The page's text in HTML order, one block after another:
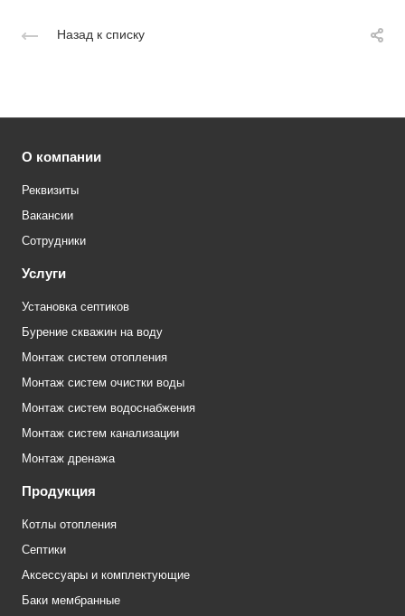
Назад к списку
О компании
Реквизиты
Вакансии
Сотрудники
Услуги
Установка септиков
Бурение скважин на воду
Монтаж систем отопления
Монтаж систем очистки воды
Монтаж систем водоснабжения
Монтаж систем канализации
Монтаж дренажа
Продукция
Котлы отопления
Септики
Аксессуары и комплектующие
Баки мембранные